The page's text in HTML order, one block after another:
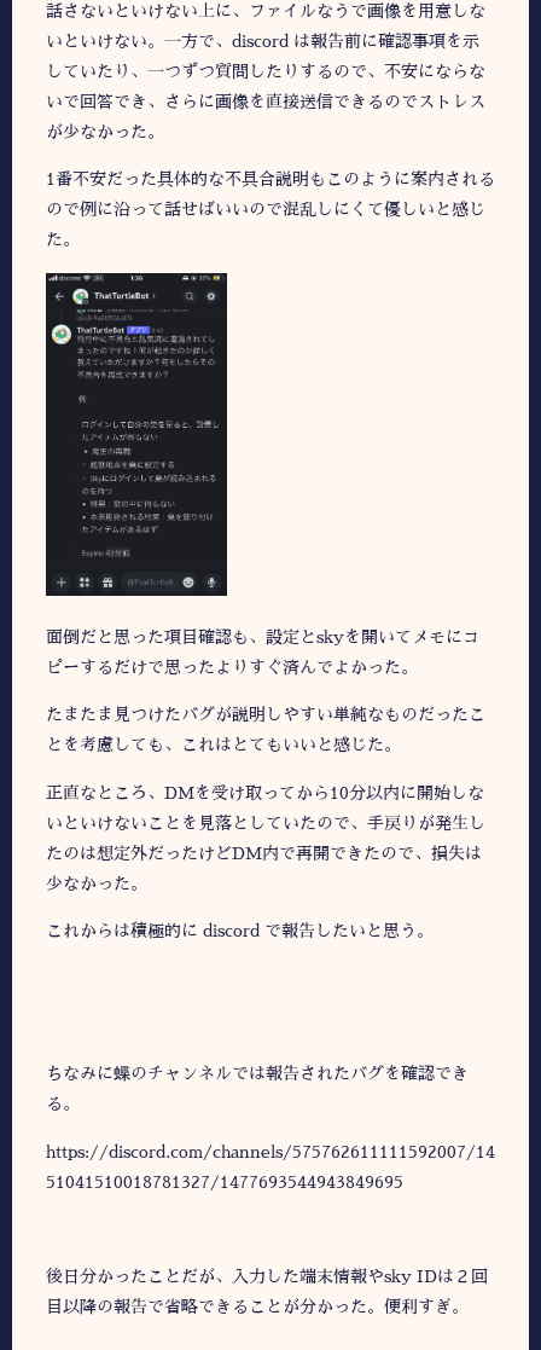
話さないといけない上に、ファイルなうで画像を用意しな
いといけない。一方で、discord は報告前に確認事項を示
していたり、一つずつ質問したりするので、不安にならな
いで回答でき、さらに画像を直接送信できるのでストレス
が少なかった。
1番不安だった具体的な不具合説明もこのように案内される
ので例に沿って話せばいいので混乱しにくて優しいと感じ
た。
面倒だと思った項目確認も、設定とskyを開いてメモにコ
ピーするだけで思ったよりすぐ済んでよかった。
たまたま見つけたバグが説明しやすい単純なものだったこ
とを考慮しても、これはとてもいいと感じた。
正直なところ、DMを受け取ってから10分以内に開始しな
いといけないことを見落としていたので、手戻りが発生し
たのは想定外だったけどDM内で再開できたので、損失は
少なかった。
これからは積極的に discord で報告したいと思う。
ちなみに蝶のチャンネルでは報告されたバグを確認でき
る。
https://discord.com/channels/575762611111592007/14
51041510018781327/1477693544943849695
後日分かったことだが、入力した端末情報やsky IDは２回
目以降の報告で省略できることが分かった。便利すぎ。